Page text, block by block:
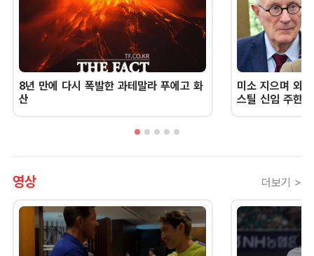
8년 만에 다시 폭발한 과테말라 푸에고 화
산
미소 지으며 외
스틸 신임 주한
영상 더보기 >